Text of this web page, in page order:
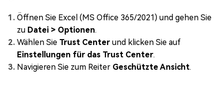
Öffnen Sie Excel (MS Office 365/2021) und gehen Sie
zu Datei > Optionen.
Wählen Sie Trust Center und klicken Sie auf
Einstellungen für das Trust Center.
Navigieren Sie zum Reiter Geschützte Ansicht.